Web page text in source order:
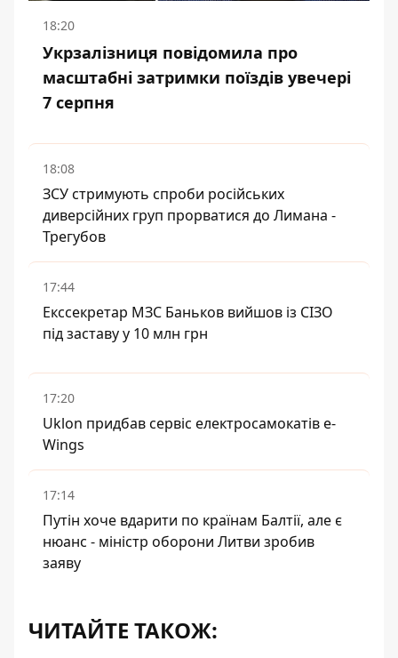
18:20
Укрзалізниця повідомила про
масштабні затримки поїздів увечері
7 серпня
18:08
ЗСУ стримують спроби російських
диверсійних груп прорватися до Лимана -
Трегубов
17:44
Екссекретар МЗС Баньков вийшов із СІЗО
під заставу у 10 млн грн
17:20
Uklon придбав сервіс електросамокатів e-
Wings
17:14
Путін хоче вдарити по країнам Балтії, але є
нюанс - міністр оборони Литви зробив
заяву
ЧИТАЙТЕ ТАКОЖ: